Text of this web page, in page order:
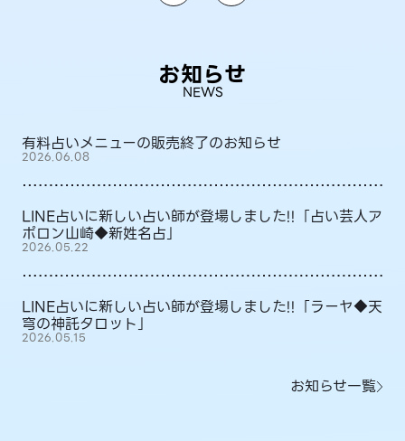
お知らせ
NEWS
有料占いメニューの販売終了のお知らせ
2026.06.08
LINE占いに新しい占い師が登場しました!!「占い芸人ア
ポロン山崎◆新姓名占」
2026.05.22
LINE占いに新しい占い師が登場しました!!「ラーヤ◆天
穹の神託タロット」
2026.05.15
お知らせ一覧